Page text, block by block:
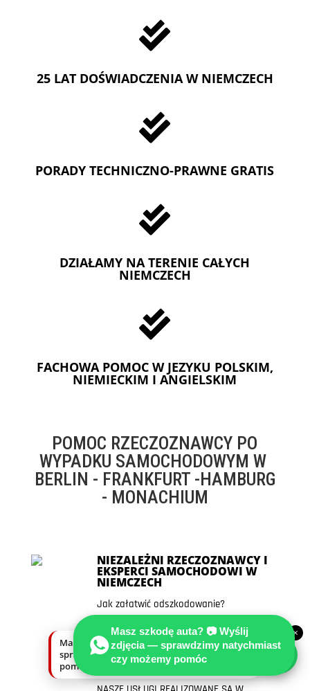

25 LAT DOŚWIADCZENIA W NIEMCZECH

PORADY TECHNICZNO-PRAWNE GRATIS

DZIAŁAMY NA TERENIE CAŁYCH
NIEMCZECH

FACHOWA POMOC W JEZYKU POLSKIM,
NIEMIECKIM I ANGIELSKIM
POMOC RZECZOZNAWCY PO
WYPADKU SAMOCHODOWYM W
BERLIN - FRANKFURT -HAMBURG
- MONACHIUM
NIEZALEŻNI RZECZOZNAWCY I
EKSPERCI SAMOCHODOWI W
NIEMCZECH
Jak załatwić odszkodowanie?
Pełne odszkodowanie w EURO w
Niemczech z OC sprawcy!
Masz szkodę auta? 📷 Wyślij
zdjęcia — sprawdzimy natychmiast
czy możemy pomóc
×
Masz szkodę auta? Wyślij zdjęcia —
sprawdzimy natychmiast, czy możemy
pomóc.